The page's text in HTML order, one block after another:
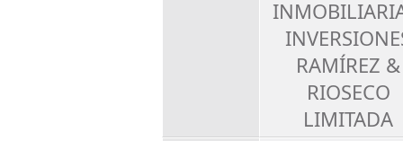
RAMÍREZ &
RIOSECO
LIMITADA